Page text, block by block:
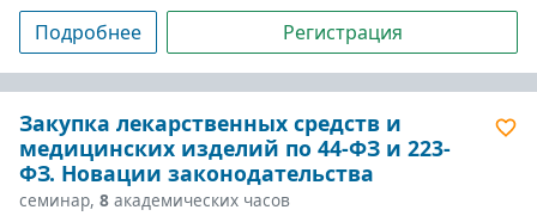
Подробнее Регистрация
Закупка лекарственных средств и
медицинских изделий по 44-ФЗ и 223-
ФЗ. Новации законодательства
семинар, 8 академических часов